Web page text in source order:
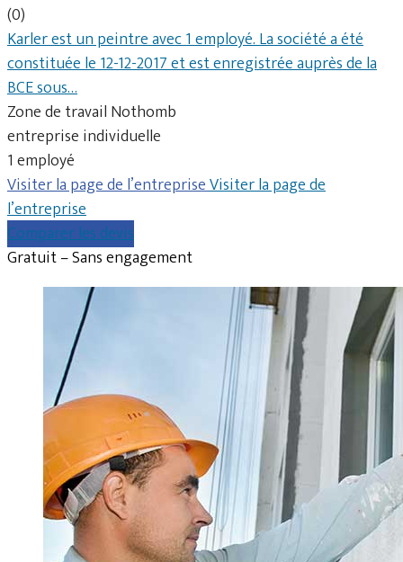
(0)
Karler est un peintre avec 1 employé. La société a été
constituée le 12-12-2017 et est enregistrée auprès de la
BCE sous…
Zone de travail Nothomb
entreprise individuelle
1 employé
Visiter la page de l’entrepriseVisiter la page de
l’entreprise
Comparer les devis
Gratuit – Sans engagement